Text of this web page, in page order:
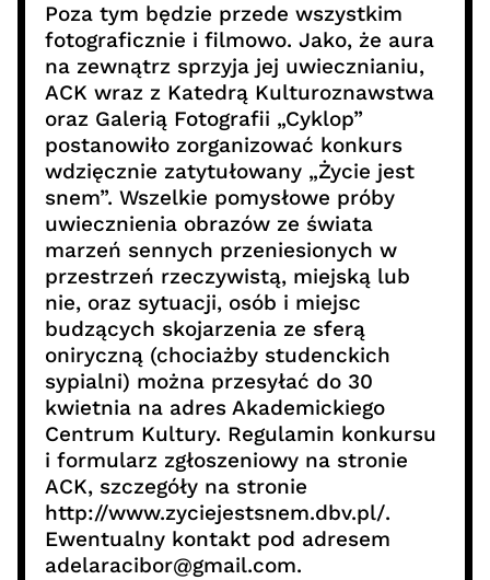
Poza tym będzie przede wszystkim
fotograficznie i filmowo. Jako, że aura
na zewnątrz sprzyja jej uwiecznianiu,
ACK wraz z Katedrą Kulturoznawstwa
oraz Galerią Fotografii „Cyklop”
postanowiło zorganizować konkurs
wdzięcznie zatytułowany „Życie jest
snem”. Wszelkie pomysłowe próby
uwiecznienia obrazów ze świata
marzeń sennych przeniesionych w
przestrzeń rzeczywistą, miejską lub
nie, oraz sytuacji, osób i miejsc
budzących skojarzenia ze sferą
oniryczną (chociażby studenckich
sypialni) można przesyłać do 30
kwietnia na adres Akademickiego
Centrum Kultury. Regulamin konkursu
i formularz zgłoszeniowy na stronie
ACK, szczegóły na stronie
http://www.zyciejestsnem.dbv.pl/.
Ewentualny kontakt pod adresem
adelaracibor@gmail.com.